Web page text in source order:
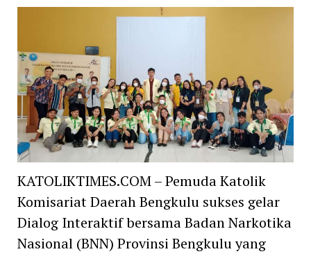
KATOLIKTIMES.COM – Pemuda Katolik
Komisariat Daerah Bengkulu sukses gelar
Dialog Interaktif bersama Badan Narkotika
Nasional (BNN) Provinsi Bengkulu yang